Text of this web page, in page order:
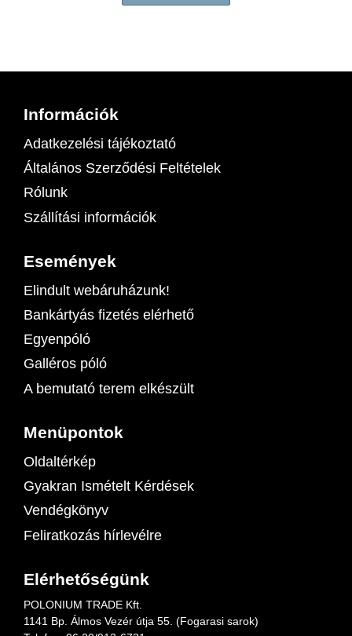
Információk
Adatkezelési tájékoztató
Általános Szerződési Feltételek
Rólunk
Szállítási információk
Események
Elindult webáruházunk!
Bankártyás fizetés elérhető
Egyenpóló
Galléros póló
A bemutató terem elkészült
Menüpontok
Oldaltérkép
Gyakran Ismételt Kérdések
Vendégkönyv
Feliratkozás hírlevélre
Elérhetőségünk
POLONIUM TRADE Kft.
1141 Bp. Álmos Vezér útja 55. (Fogarasi sarok)